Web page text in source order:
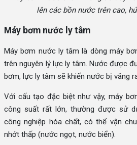
lên các bồn nước trên cao,
Máy bơm nước ly tâm
Máy bơm nước ly tâm là dòng máy
trên nguyên lý lực ly tâm. Nước được
bơm, lực ly tâm sẽ khiến nước bị văng
Với cấu tạo đặc biệt như vậy, máy
công suất rất lớn, thường được sử
công nghiệp hóa chất, có thể vận
nhớt thấp (nước ngọt, nước biển).